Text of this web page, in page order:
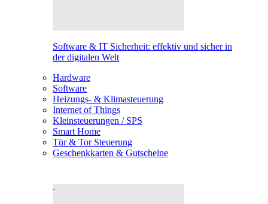
Software & IT Sicherheit: effektiv und sicher in
der digitalen Welt
Hardware
Software
Heizungs- & Klimasteuerung
Internet of Things
Kleinsteuerungen / SPS
Smart Home
Tür & Tor Steuerung
Geschenkkarten & Gutscheine